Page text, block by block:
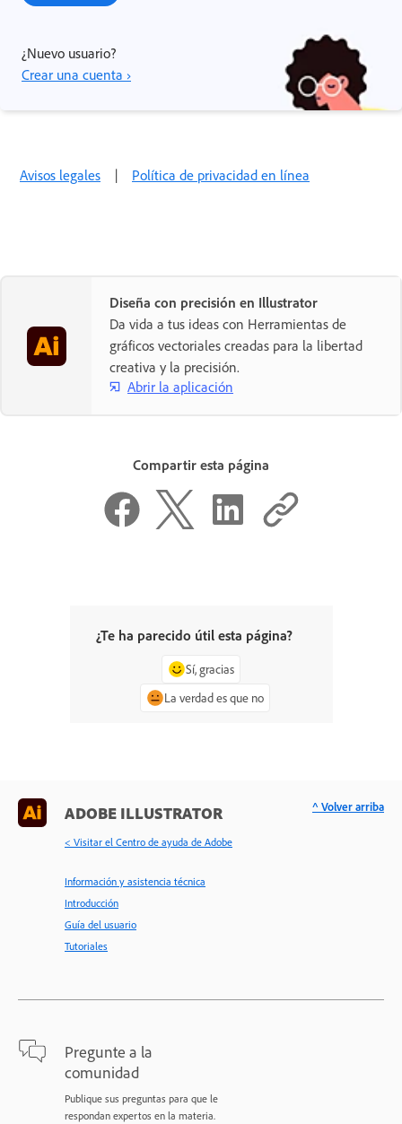
¿Nuevo usuario?
Crear una cuenta ›
Avisos legales | Política de privacidad en línea
Diseña con precisión en Illustrator
Da vida a tus ideas con Herramientas de
gráficos vectoriales creadas para la libertad
creativa y la precisión.
Abrir la aplicación
Compartir esta página
¿Te ha parecido útil esta página?
Sí, gracias
La verdad es que no
ADOBE ILLUSTRATOR
< Visitar el Centro de ayuda de Adobe
Información y asistencia técnica
Introducción
Guía del usuario
Tutoriales
Pregunte a la
comunidad
Publique sus preguntas para que le
respondan expertos en la materia.
^ Volver arriba